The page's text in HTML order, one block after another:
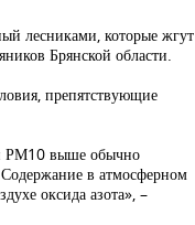
лесниками, которые жгут
Брянской области.
препятствующие
РМ10 выше обычно
в атмосферном
оксида азота», –